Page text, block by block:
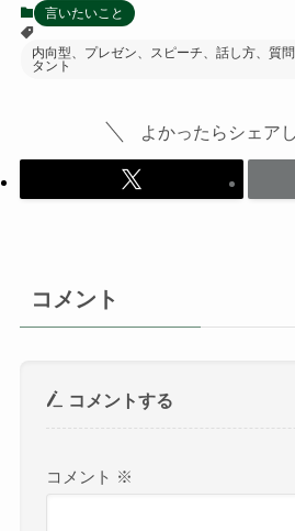
言いたいこと
内向型、プレゼン、スピーチ、話し方、質
タント
よかったらシェア
コメント
コメントする
コメント ※